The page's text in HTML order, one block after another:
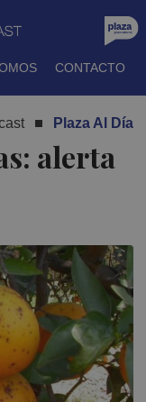
CONTACTO
Plaza Al Día
alerta